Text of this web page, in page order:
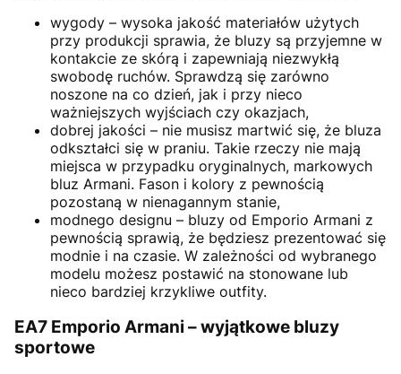
wygody – wysoka jakość materiałów użytych
przy produkcji sprawia, że bluzy są przyjemne w
kontakcie ze skórą i zapewniają niezwykłą
swobodę ruchów. Sprawdzą się zarówno
noszone na co dzień, jak i przy nieco
ważniejszych wyjściach czy okazjach,
dobrej jakości – nie musisz martwić się, że bluza
odkształci się w praniu. Takie rzeczy nie mają
miejsca w przypadku oryginalnych, markowych
bluz Armani. Fason i kolory z pewnością
pozostaną w nienagannym stanie,
modnego designu – bluzy od Emporio Armani z
pewnością sprawią, że będziesz prezentować się
modnie i na czasie. W zależności od wybranego
modelu możesz postawić na stonowane lub
nieco bardziej krzykliwe outfity.
EA7 Emporio Armani – wyjątkowe bluzy
sportowe